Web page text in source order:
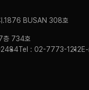
.1876 BUSAN 308호
층 734호
Tel : 02-7773-1212